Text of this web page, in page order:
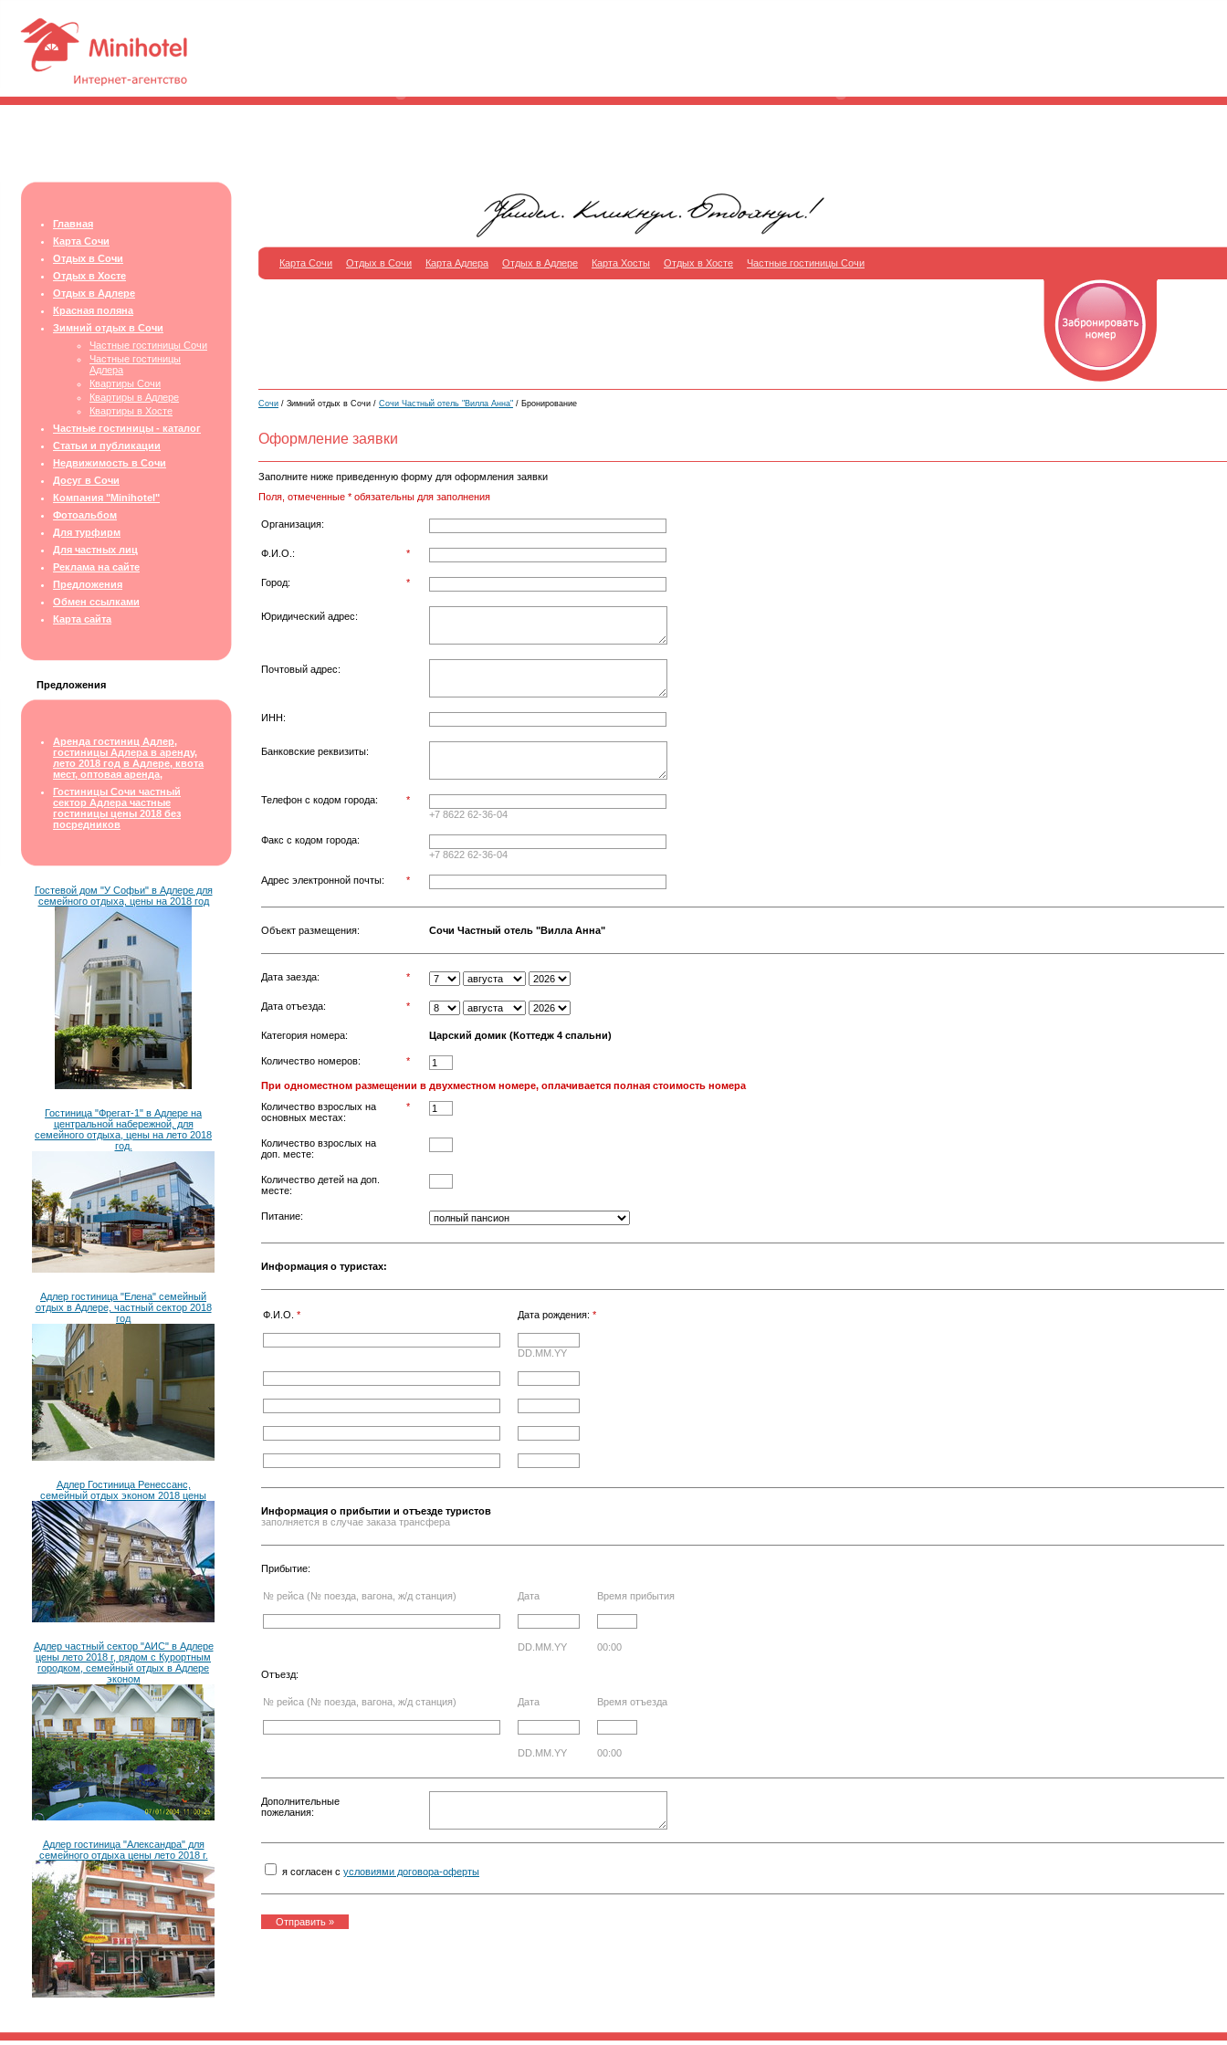
Главная
Карта Сочи
Отдых в Сочи
Отдых в Хосте
Отдых в Адлере
Красная поляна
Зимний отдых в Сочи
Частные гостиницы Сочи
Частные гостиницы
Адлера
Квартиры Сочи
Квартиры в Адлере
Квартиры в Хосте
Частные гостиницы - каталог
Статьи и публикации
Недвижимость в Сочи
Досуг в Сочи
Компания "Minihotel"
Фотоальбом
Для турфирм
Для частных лиц
Реклама на сайте
Предложения
Обмен ссылками
Карта сайта
Предложения
Аренда гостиниц Адлер,
гостиницы Адлера в аренду,
лето 2018 год в Адлере, квота
мест, оптовая аренда,
Гостиницы Сочи частный
сектор Адлера частные
гостиницы цены 2018 без
посредников
Гостевой дом "У Софьи" в Адлере для
семейного отдыха, цены на 2018 год
Гостиница "Фрегат-1" в Адлере на
центральной набережной, для
семейного отдыха, цены на лето 2018
год.
Адлер гостиница "Елена" семейный
отдых в Адлере, частный сектор 2018
год
Адлер Гостиница Ренессанс,
семейный отдых эконом 2018 цены
Адлер частный сектор "АИС" в Адлере
цены лето 2018 г, рядом с Курортным
городком, семейный отдых в Адлере
эконом
Адлер гостиница "Александра" для
семейного отдыха цены лето 2018 г.
Карта Сочи Отдых в Сочи Карта Адлера Отдых в Адлере Карта Хосты Отдых в Хосте Частные гостиницы Сочи
Сочи / Зимний отдых в Сочи / Сочи Частный отель "Вилла Анна" / Бронирование
Оформление заявки
Заполните ниже приведенную форму для оформления заявки
Поля, отмеченные * обязательны для заполнения
Организация:
Ф.И.О.: *
Город: *
Юридический адрес:
Почтовый адрес:
ИНН:
Банковские реквизиты:
Телефон с кодом города:
*
+7 8622 62-36-04
Факс с кодом города:
+7 8622 62-36-04
Адрес электронной почты: *
Объект размещения: Сочи Частный отель "Вилла Анна"
Дата заезда: *
Дата отъезда: *
Категория номера: Царский домик (Коттедж 4 спальни)
Количество номеров: *
При одноместном размещении в двухместном номере, оплачивается полная стоимость номера
Количество взрослых на
основных местах:
*
Количество взрослых на
доп. месте:
Количество детей на доп.
месте:
Питание:
Информация о туристах:
Ф.И.О. * Дата рождения: *
DD.MM.YY
Информация о прибытии и отъезде туристов
заполняется в случае заказа трансфера
Прибытие:
№ рейса (№ поезда, вагона, ж/д станция) Дата Время прибытия
DD.MM.YY 00:00
Отъезд:
№ рейса (№ поезда, вагона, ж/д станция) Дата Время отъезда
DD.MM.YY 00:00
Дополнительные
пожелания:
я согласен с условиями договора-оферты